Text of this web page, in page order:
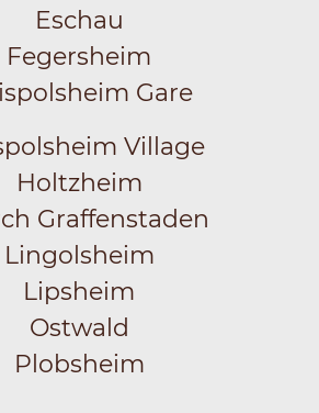
Eschau
Fegersheim
Gare
Village
Holtzheim
Graffenstaden
Lingolsheim
Lipsheim
Ostwald
Plobsheim